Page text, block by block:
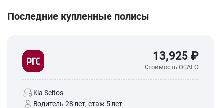
Последние купленные полисы
13,925 ₽
Стоимость ОСАГО
Kia Seltos
Водитель 28 лет, стаж 5 лет